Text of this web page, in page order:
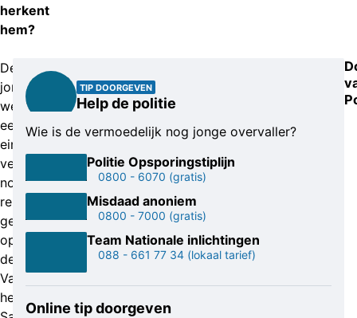
herkent
hem?
De
jongen
werd
een
eindje
verderop
nog
rennend
gefilmd
op
de
Van
het
TIP DOORGEVEN
Help de politie
Wie is de vermoedelijk nog jonge overvaller?
Politie Opsporingstiplijn
0800 - 6070 (gratis)
Misdaad anoniem
0800 - 7000 (gratis)
Team Nationale inlichtingen
088 - 661 77 34 (lokaal tarief)
Online tip doorgeven